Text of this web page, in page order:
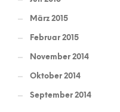
März 2015
Februar 2015
November 2014
Oktober 2014
September 2014